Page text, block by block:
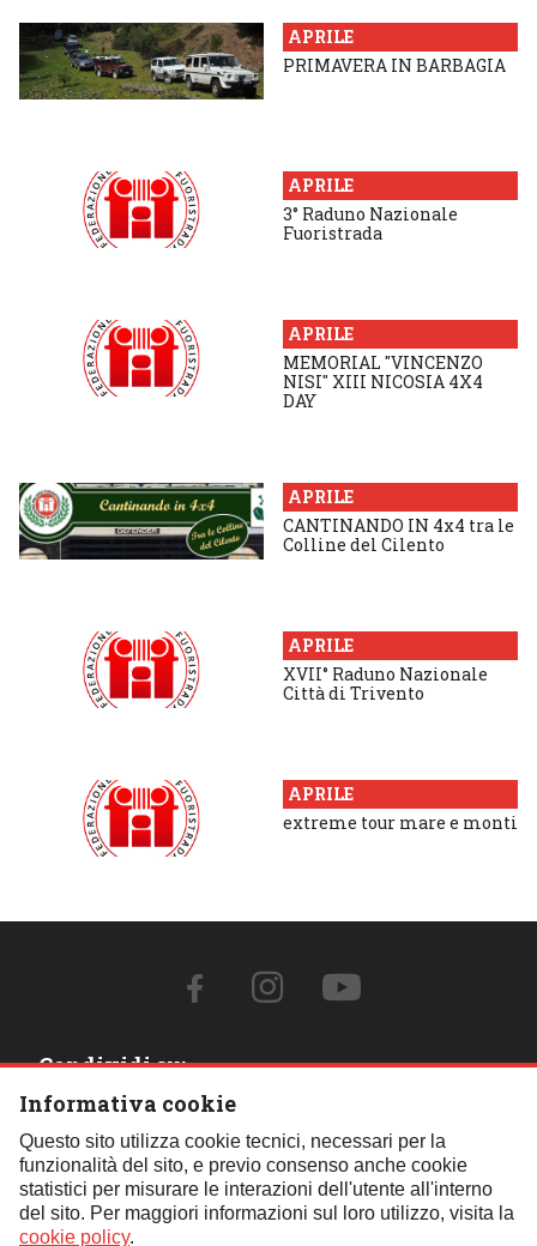
APRILE
PRIMAVERA IN BARBAGIA
APRILE
3° Raduno Nazionale
Fuoristrada
APRILE
MEMORIAL "VINCENZO
NISI" XIII NICOSIA 4X4
DAY
APRILE
CANTINANDO IN 4x4 tra le
Colline del Cilento
APRILE
XVII° Raduno Nazionale
Città di Trivento
APRILE
extreme tour mare e monti
Condividi su:
Contattaci:
Tel.:059 451621- Cell.:+39 348 850 0110- Email:
segreteria@fif4x4.it
Clicca qui per tutti i contatti
Informativa cookie
Questo sito utilizza cookie tecnici, necessari per la
funzionalità del sito, e previo consenso anche cookie
statistici per misurare le interazioni dell'utente all'interno
del sito. Per maggiori informazioni sul loro utilizzo, visita la
cookie policy.